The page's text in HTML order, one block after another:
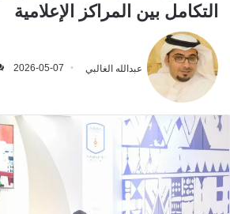
التكامل بين المراكز الإعلامية
عبدالله الغالبي 2026-05-07